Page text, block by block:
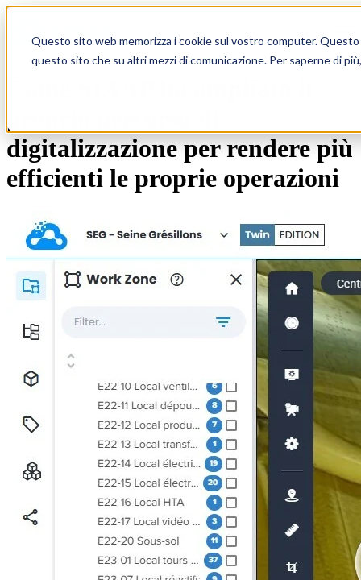
Questo sito web memorizza i cookie sul vostro computer.
questo sito che su altri mezzi di comunicazione. Per saperne di
digitalizzazione per rendere più
efficienti le proprie operazioni